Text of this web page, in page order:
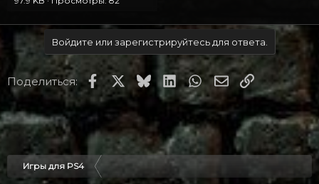
Войдите или зарегистрируйтесь для ответа.
Поделиться: FacebookBlueskyLinkedInWhatsApp
Электронная
Ссылка
Игры для PS4